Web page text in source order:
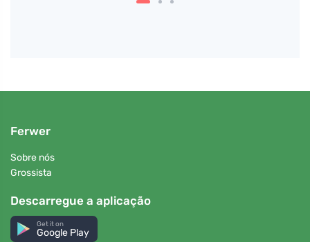
Ferwer
Sobre nós
Grossista
Descarregue a aplicação
Get it on
Google Play